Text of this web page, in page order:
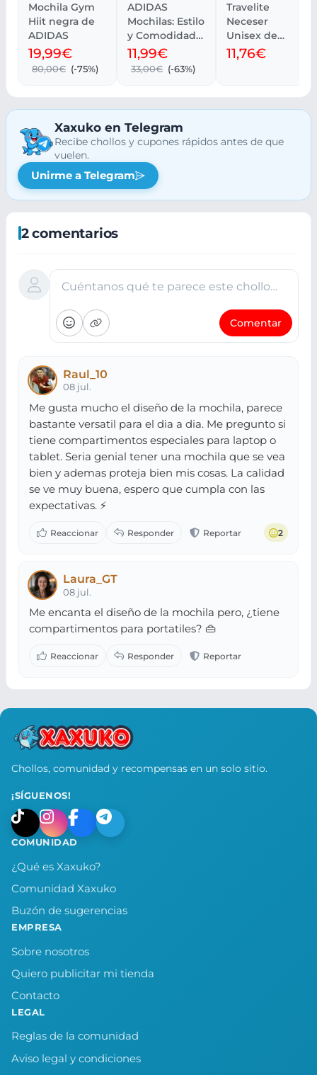
Mochila Gym
Hiit negra de
ADIDAS
19,99€
80,00€ (-75%)
ADIDAS
Mochilas: Estilo
y Comodidad
en Cada
Aventura
11,99€
33,00€ (-63%)
Travelite
Neceser
Unisex de
Hombro
11,76€
Xaxuko en Telegram
Recibe chollos y cupones rápidos antes de que
vuelen.
Unirme a Telegram
2 comentarios
Cuéntanos qué te parece este chollo…
Comentar
Raul_10
08 jul.
Me gusta mucho el diseño de la mochila, parece
bastante versatil para el dia a dia. Me pregunto si
tiene compartimentos especiales para laptop o
tablet. Seria genial tener una mochila que se vea
bien y ademas proteja bien mis cosas. La calidad
se ve muy buena, espero que cumpla con las
expectativas. ⚡️
2
Laura_GT
08 jul.
Me encanta el diseño de la mochila pero, ¿tiene
compartimentos para portatiles? 👜
Chollos, comunidad y recompensas en un solo sitio.
¡SÍGUENOS!
COMUNIDAD
¿Qué es Xaxuko?
Comunidad Xaxuko
Buzón de sugerencias
EMPRESA
Sobre nosotros
Quiero publicitar mi tienda
Contacto
LEGAL
Reglas de la comunidad
Aviso legal y condiciones